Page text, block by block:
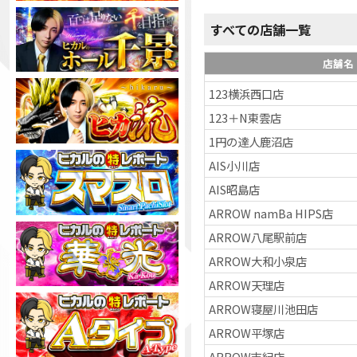
すべての店舗一覧
店舗名
123横浜西口店
123＋N東雲店
1円の達人鹿沼店
AIS小川店
AIS昭島店
ARROW namBa HIPS店
ARROW八尾駅前店
ARROW大和小泉店
ARROW天理店
ARROW寝屋川池田店
ARROW平塚店